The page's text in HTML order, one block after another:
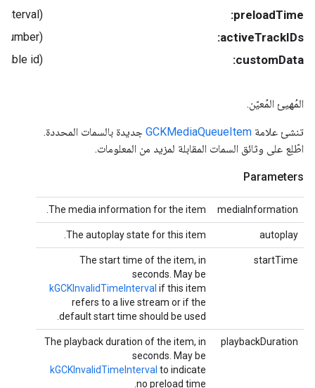
preloadTime:
(NSTimeInterval)
activeTrackIDs:
(nullable NSArray< NSNumber * > *)
customData:
(nullable id)
المُهيئ المُعيّن.
تنشئ علامة GCKMediaQueueItem جديدة بالسمات المحددة.
اطّلِع على وثائق السمات المقابلة لمزيد من المعلومات.
Parameters
mediaInformation
The media information for the item.
autoplay
The autoplay state for this item.
startTime
The start time of the item, in
seconds. May be
kGCKInvalidTimeInterval if this item
refers to a live stream or if the
default start time should be used.
playbackDuration
The playback duration of the item, in
seconds. May be
kGCKInvalidTimeInterval to indicate
no preload time.